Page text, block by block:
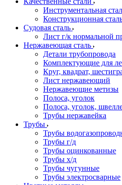
Инструментальная
Конструкционная
Судовая сталь
Лист г/к нормальной
Нержавеющая сталь
Детали трубопровода
Комплектующие для
Круг, квадрат,
Лист нержавеющий
Нержавеющие метизы
Полоса, уголок
Полоса, уголок,
Трубы нержавейка
Трубы
Трубы
Трубы г/д
Трубы оцинкованные
Трубы х/д
Трубы чугунные
Трубы электросварные